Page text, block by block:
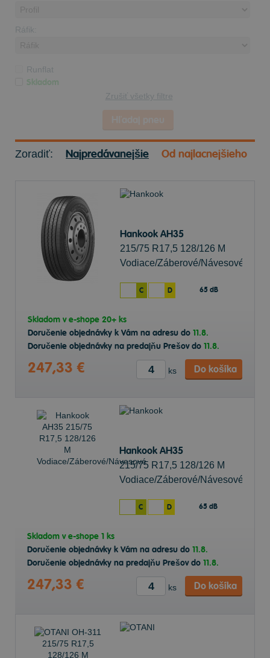
Ráfik:
Runflat
Skladom
Zrušiť všetky filtre
Zoradiť: Najpredávanejšie Od najlacnejšieho
Hankook AH35
215/75 R17,5 128/126 M
Vodiace/Záberové/Návesové
C D 65 dB
Skladom ve-shope 20+ ks
Doručenie objednávky k Vám na adresu do 11.8.
Doručenie objednávky na predajňu Prešov do 11.8.
247,33 € ks Do košíka
Hankook AH35
215/75 R17,5 128/126 M
Vodiace/Záberové/Návesové
C D 65 dB
Skladom ve-shope 1 ks
Doručenie objednávky k Vám na adresu do 11.8.
Doručenie objednávky na predajňu Prešov do 11.8.
247,33 € ks Do košíka